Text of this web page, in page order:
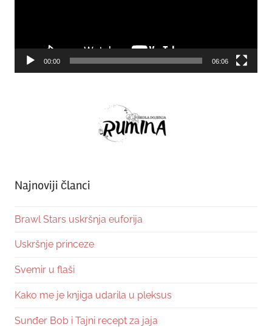
00:00 06:06
Najnoviji članci
Brawl Stars uskršnja euforija
Uskršnje princeze
Svemir u flaši
Kako me je knjiga udarila u pleksus
Sunđer Bob i Tajni recept za jaja